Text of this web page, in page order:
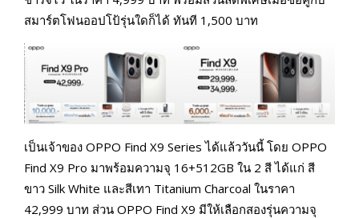
สมาร์ตโฟนออปโป้รุ่นใดก็ได้ ทันที 1,500 บาท
เป็นเจ้าของ OPPO Find X9 Series ได้แล้ววันนี้ โดย OPPO
Find X9 Pro มาพร้อมความจุ 16+512GB ใน 2 สี ได้แก่ สี
ขาว Silk White และสีเทา Titanium Charcoal ในราคา
42,999 บาท ส่วน OPPO Find X9 มีให้เลือกสองรุ่นความจุ